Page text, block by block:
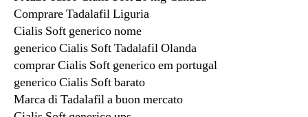
Comprare Tadalafil Liguria
Cialis Soft generico nome
generico Cialis Soft Tadalafil Olanda
comprar Cialis Soft generico em portugal
generico Cialis Soft barato
Marca di Tadalafil a buon mercato